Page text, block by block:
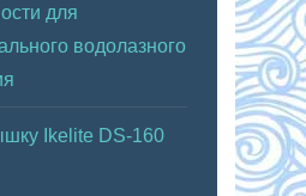
для
водолазного
Ikelite DS-160